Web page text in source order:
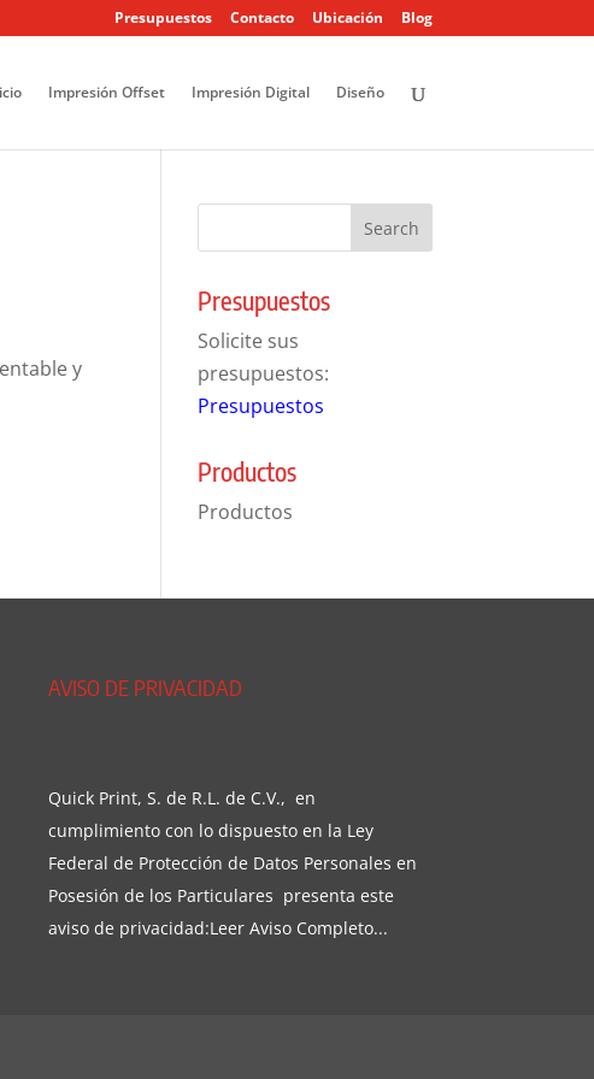
Presupuestos Contacto Ubicación Blog
Impresión Offset Impresión Digital Diseño
y
Presupuestos
Solicite sus
presupuestos:
Presupuestos
Productos
Productos
AVISO DE PRIVACIDAD
Quick Print, S. de R.L. de C.V., en
cumplimiento con lo dispuesto en la Ley
Federal de Protección de Datos Personales en
Posesión de los Particulares presenta este
aviso de privacidad:Leer Aviso Completo...